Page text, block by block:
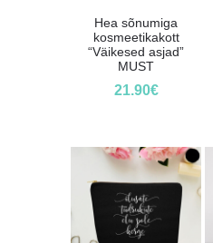
Hea sõnumiga
kosmeetikakott
“Väikesed asjad”
MUST
21.90€